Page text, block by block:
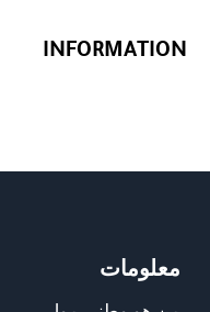
INFORMATION
معلومات